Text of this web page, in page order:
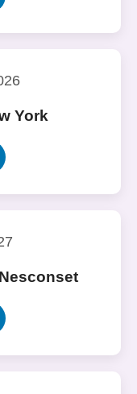
York